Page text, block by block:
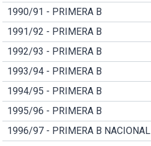
1990/91 - PRIMERA B
1991/92 - PRIMERA B
1992/93 - PRIMERA B
1993/94 - PRIMERA B
1994/95 - PRIMERA B
1995/96 - PRIMERA B
1996/97 - PRIMERA B NACIONAL